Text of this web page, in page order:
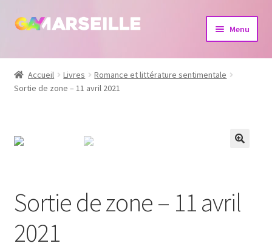
Aller
navigation
Aller
Menu
Boutique
Bijoux
Accueil Livres
Romance et littérature sentimentale
Sortie de zone – 11 avril 2021
Sortie de zone – 11 avril
2021